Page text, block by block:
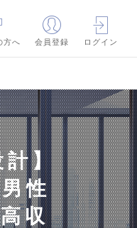
方へ 会員登録 ログイン
計】
性
収